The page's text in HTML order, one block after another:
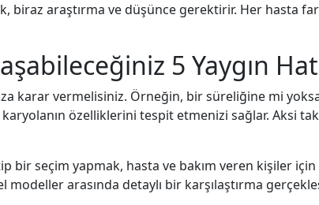
biraz araştırma ve düşünce gerektirir. Her hasta
5 Yaygın
karar vermelisiniz. Örneğin, bir süreliğine mi
özelliklerini tespit etmenizi sağlar. Aksi
bir seçim yapmak, hasta ve bakım veren kişiler
arasında detaylı bir karşılaştırma